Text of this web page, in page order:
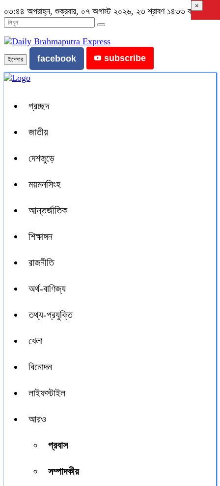
০৩:৪৪ অপরাহ্ন, শুক্রবার, ০৭ অগাস্ট ২০২৬, ২৩ শ্রাবণ ১৪৩৩ বঙ্গাব্দ
ইপেপার facebook subscribe
প্রচ্ছদ
জাতীয়
দেশজুড়ে
ময়মনসিংহ
আন্তর্জাতিক
শিক্ষাঙ্গন
রাজনীতি
অর্থ-বাণিজ্য
তথ্য-প্রযুক্তি
খেলা
বিনোদন
লাইফস্টাইল
আরও
প্রবাস
সম্পাদকীয়
×